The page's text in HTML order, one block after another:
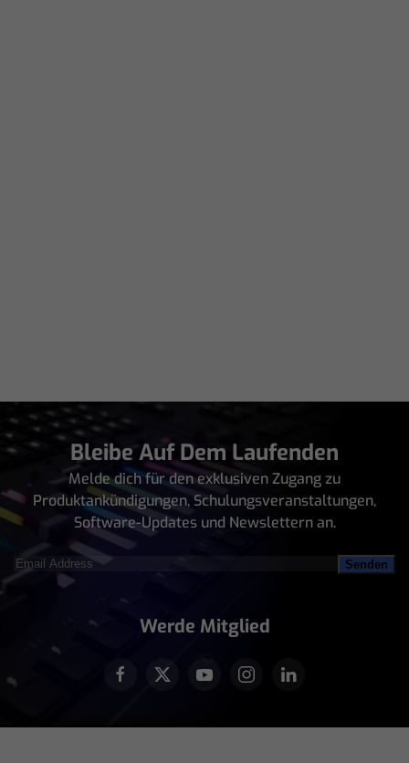
Bleibe Auf Dem Laufenden
Melde dich für den exklusiven Zugang zu
Produktankündigungen, Schulungsveranstaltungen,
Software-Updates und Newslettern an.
Email
Address(erforderlich)
Werde Mitglied